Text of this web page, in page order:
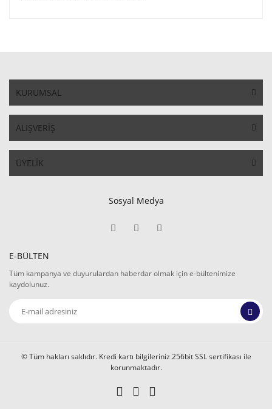
KURUMSAL
ALIŞVERİŞ
ÜYELİK
Sosyal Medya
E-BÜLTEN
Tüm kampanya ve duyurulardan haberdar olmak için e-bültenimize
kaydolunuz.
© Tüm hakları saklıdır. Kredi kartı bilgileriniz 256bit SSL sertifikası ile
korunmaktadır.